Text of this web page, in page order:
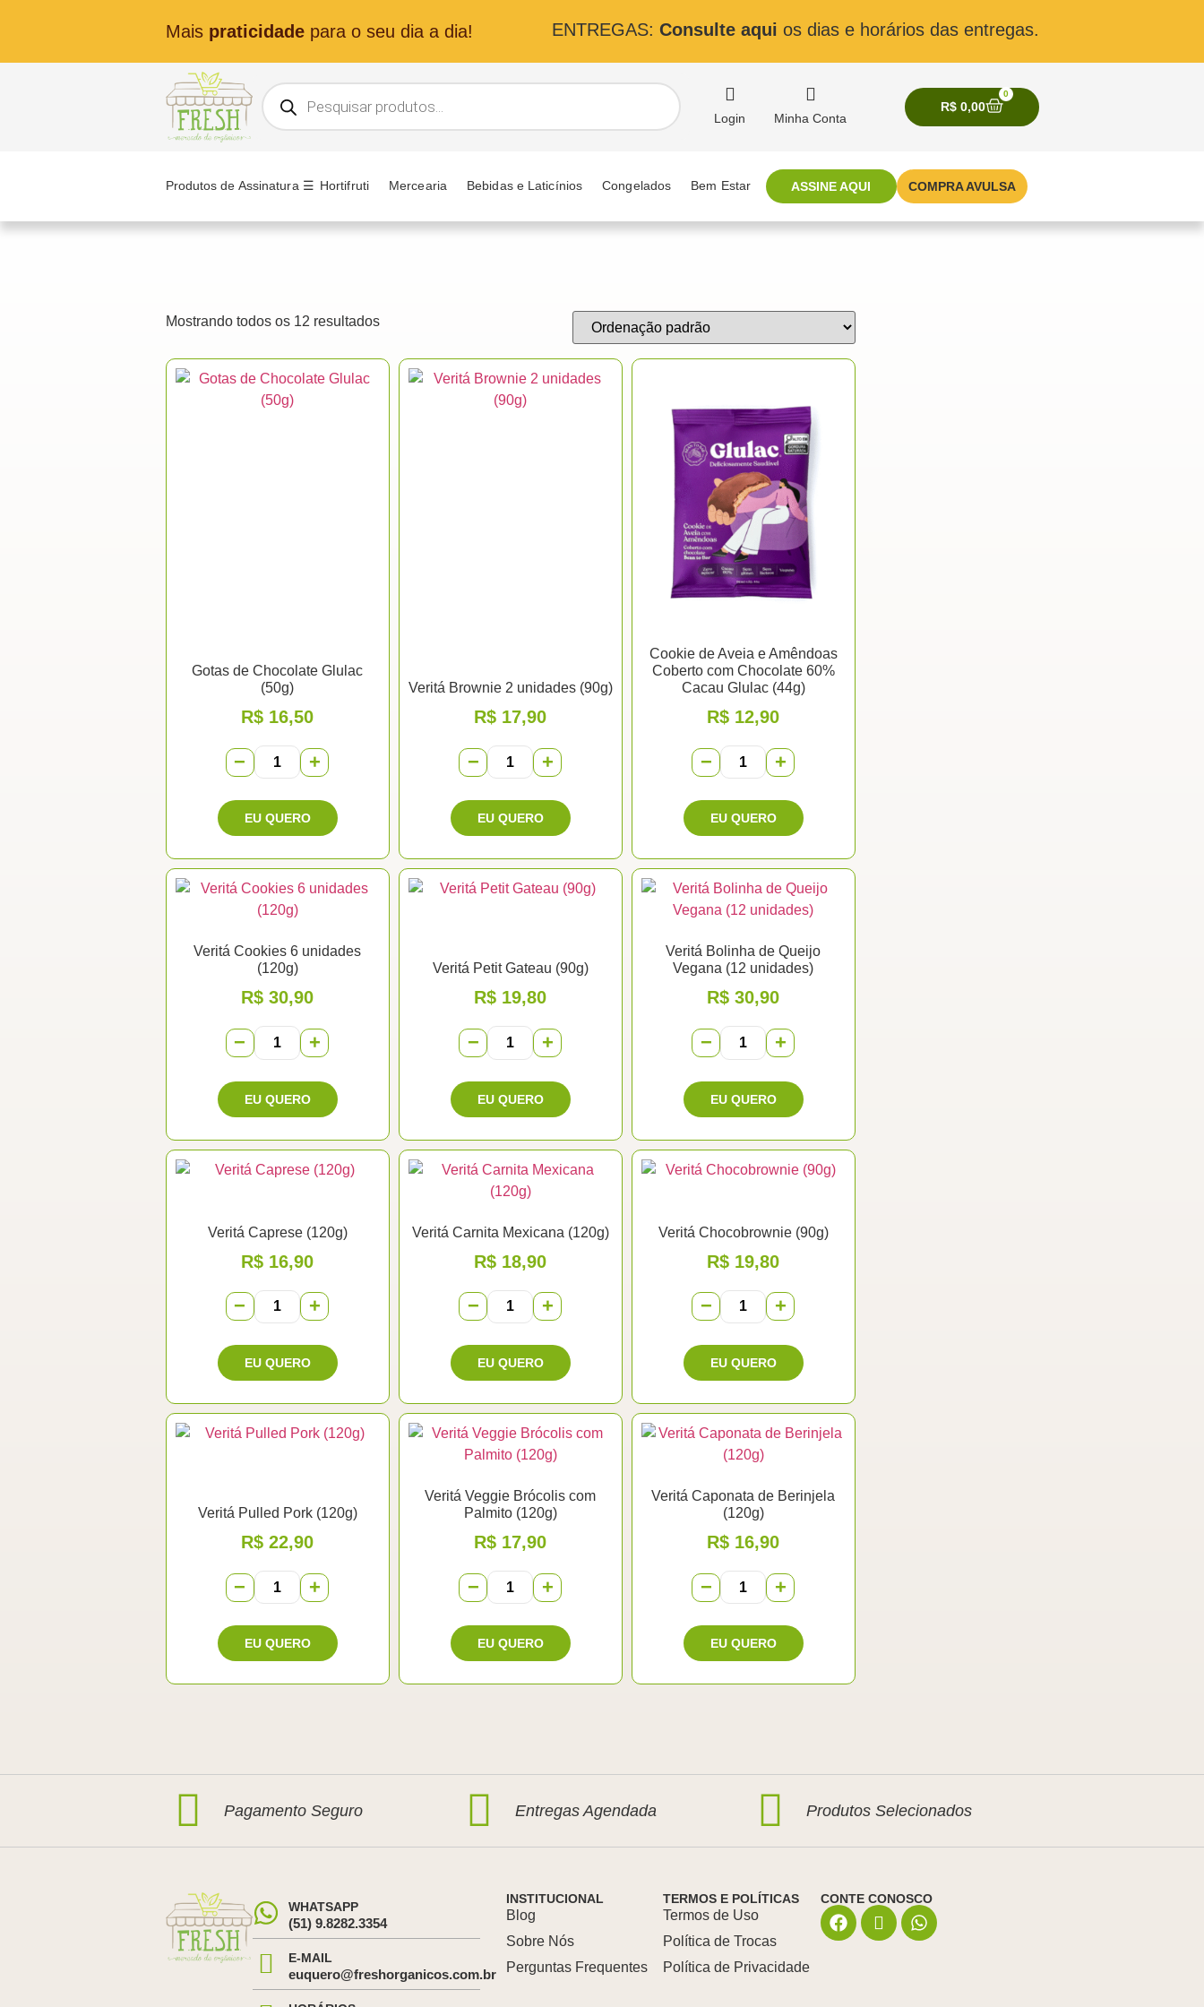
Mais praticidadepara o seu dia a dia! ENTREGAS: Consulte aqui os dias e horários das entregas.
Login Minha Conta
R$0,00
0
Produtos de Assinatura ☰ Hortifruti Mercearia Bebidas e Laticínios Congelados Bem Estar ASSINE AQUI COMPRA AVULSA
Mostrando todos os 12 resultados
Gotas de Chocolate Glulac
(50g)
R$ 16,50
− +
Veritá Brownie 2 unidades (90g)
R$ 17,90
− +
Cookie de Aveia e Amêndoas
Coberto com Chocolate 60%
Cacau Glulac (44g)
R$ 12,90
− +
Veritá Cookies 6 unidades
(120g)
R$ 30,90
− +
Veritá Petit Gateau (90g)
R$ 19,80
− +
Veritá Bolinha de Queijo
Vegana (12 unidades)
R$ 30,90
− +
Veritá Caprese (120g)
R$ 16,90
− +
Veritá Carnita Mexicana (120g)
R$ 18,90
− +
Veritá Chocobrownie (90g)
R$ 19,80
− +
Veritá Pulled Pork (120g)
R$ 22,90
− +
Veritá Veggie Brócolis com
Palmito (120g)
R$ 17,90
− +
Veritá Caponata de Berinjela
(120g)
R$ 16,90
− +
Pagamento Seguro Entregas Agendada Produtos Selecionados
WHATSAPP
(51) 9.8282.3354
E-MAIL
euquero@freshorganicos.com.br
INSTITUCIONAL
Blog
Sobre Nós
Perguntas Frequentes
TERMOS E POLÍTICAS
Termos de Uso
Política de Trocas
Política de Privacidade
CONTE CONOSCO